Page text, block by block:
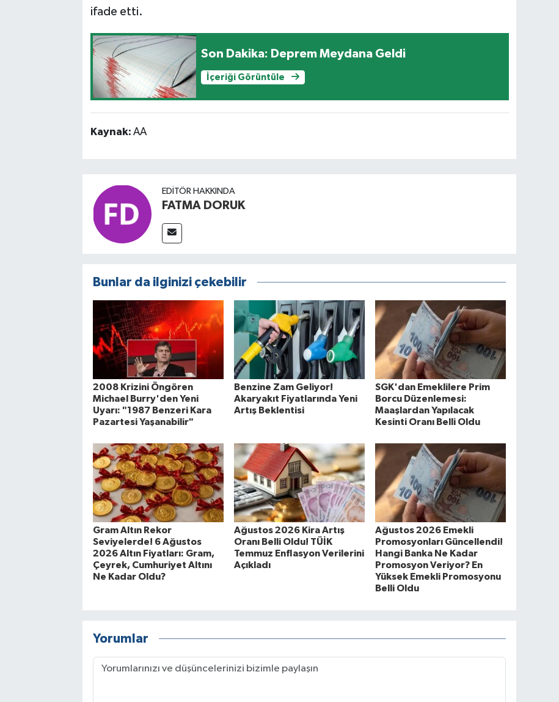
ifade etti.
Son Dakika: Deprem Meydana Geldi
İçeriği Görüntüle
Kaynak: AA
EDITÖR HAKKINDA
FATMA DORUK
Bunlar da ilginizi çekebilir
2008 Krizini Öngören
Michael Burry'den Yeni
Uyarı: "1987 Benzeri Kara
Pazartesi Yaşanabilir"
Benzine Zam Geliyor!
Akaryakıt Fiyatlarında Yeni
Artış Beklentisi
SGK'dan Emeklilere Prim
Borcu Düzenlemesi:
Maaşlardan Yapılacak
Kesinti Oranı Belli Oldu
Gram Altın Rekor
Seviyelerde! 6 Ağustos
2026 Altın Fiyatları: Gram,
Çeyrek, Cumhuriyet Altını
Ne Kadar Oldu?
Ağustos 2026 Kira Artış
Oranı Belli Oldu! TÜİK
Temmuz Enflasyon Verilerini
Açıkladı
Ağustos 2026 Emekli
Promosyonları Güncellendi!
Hangi Banka Ne Kadar
Promosyon Veriyor? En
Yüksek Emekli Promosyonu
Belli Oldu
Yorumlar